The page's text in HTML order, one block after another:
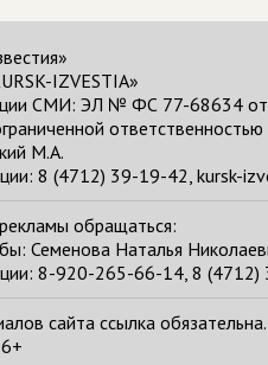
IZVESTIA»
СМИ: ЭЛ № ФС 77-68634
М.А.
8 (4712) 39-19-42, kursk-
обращаться:
Семенова Наталья
8-920-265-66-14, 8
сайта ссылка